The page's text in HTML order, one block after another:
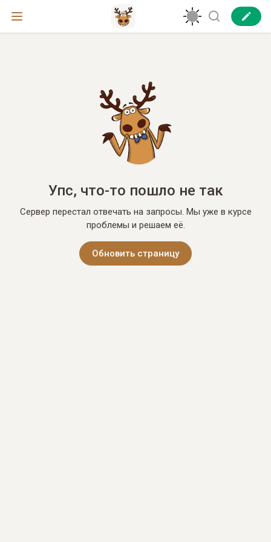
Упс, что-то пошло не так
Сервер перестал отвечать на запросы. Мы уже в курсе
проблемы и решаем её.
Обновить страницу